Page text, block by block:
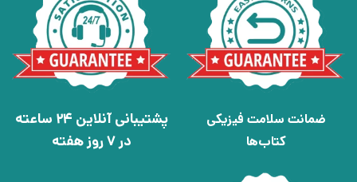
ضمانت سلامت فیزیکی
کتاب‌ها
پشتیبانی آنلاین 24 ساعته
در 7 روز هفته